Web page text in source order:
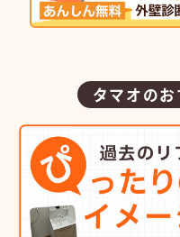
タマオの